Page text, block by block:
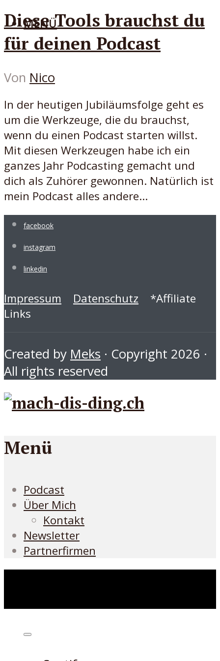
MENÜ
Diese Tools brauchst du
für deinen Podcast
Von Nico
In der heutigen Jubiläumsfolge geht es
um die Werkzeuge, die du brauchst,
wenn du einen Podcast starten willst.
Mit diesen Werkzeugen habe ich ein
ganzes Jahr Podcasting gemacht und
dich als Zuhörer gewonnen. Natürlich ist
mein Podcast alles andere...
facebook
instagram
linkedin
Impressum Datenschutz *Affiliate
Links
Created by Meks · Copyright 2026 ·
All rights reserved
Menü
Podcast
Über Mich
Kontakt
Newsletter
Partnerfirmen